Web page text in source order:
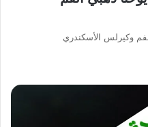
وكيرلس الأسكندري